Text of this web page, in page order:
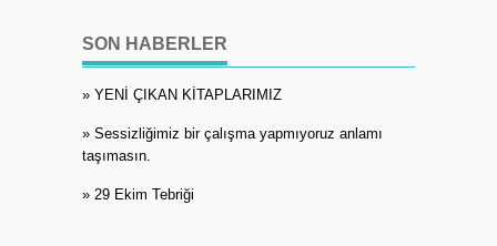
SON HABERLER
» YENİ ÇIKAN KİTAPLARIMIZ
» Sessizliğimiz bir çalışma yapmıyoruz anlamı
taşımasın.
» 29 Ekim Tebriği